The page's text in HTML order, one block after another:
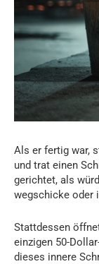
Als er fertig war,
und trat einen
gerichtet, als
wegschicke oder
Stattdessen
einzigen 50-
dieses innere